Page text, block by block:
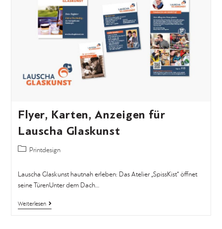
Flyer, Karten, Anzeigen für
Lauscha Glaskunst
Printdesign
Lauscha Glaskunst hautnah erleben: Das Atelier „SpissKist“ öffnet
seine TürenUnter dem Dach…
Weiterlesen